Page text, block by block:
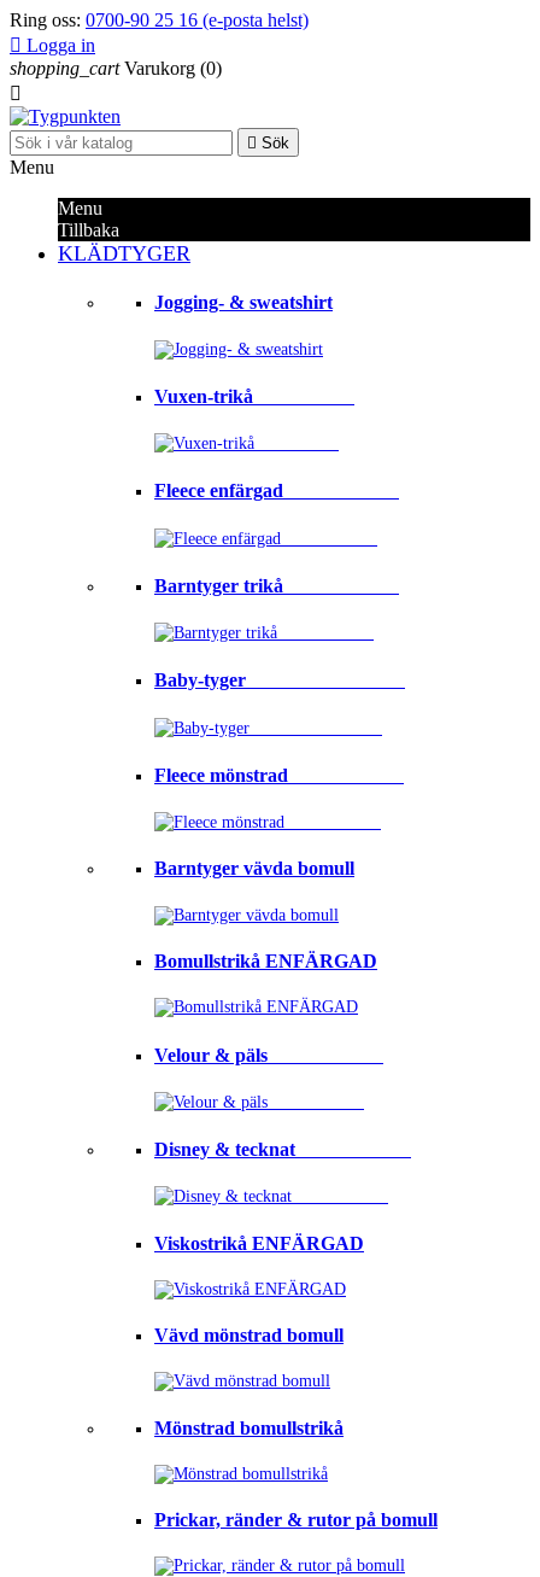
Ring oss: 0700-90 25 16 (e-posta helst)
 Logga in
shopping_cart Varukorg (0)

 Sök
Menu
Menu
Tillbaka
KLÄDTYGER
Jogging- & sweatshirt
Vuxen-trikå⠀⠀⠀⠀⠀⠀⠀
Fleece enfärgad⠀⠀⠀⠀⠀⠀⠀⠀
Barntyger trikå⠀⠀⠀⠀⠀⠀⠀⠀
Baby-tyger⠀⠀⠀⠀⠀⠀⠀⠀⠀⠀⠀
Fleece mönstrad⠀⠀⠀⠀⠀⠀⠀⠀
Barntyger vävda bomull
Bomullstrikå ENFÄRGAD
Velour & päls⠀⠀⠀⠀⠀⠀⠀⠀
Disney & tecknat⠀⠀⠀⠀⠀⠀⠀⠀
Viskostrikå ENFÄRGAD
Vävd mönstrad bomull
Mönstrad bomullstrikå
Prickar, ränder & rutor på bomull